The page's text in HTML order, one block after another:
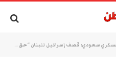
سعودي: قصف إسرائيل للبنان “حق مشروع” ولا يمكن لأحد أن يلومها